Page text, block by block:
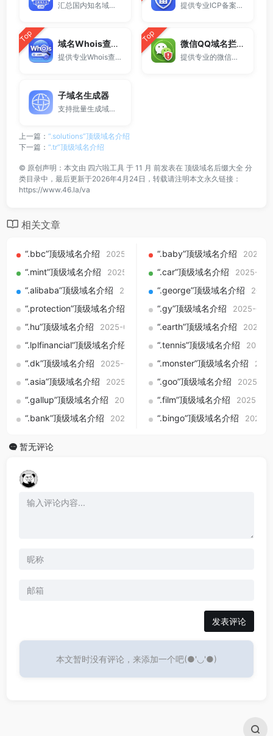
汇总国内知名域名注册商与服务平台。 提供专业ICP备案查询与网站备案信息查询服务，支持域名备案号查询、网站是否备案检测及备案信息快速获取，适用于站长工具、域名检测与SEO分析。
Top 域名Whois查询工具
提供专业Whois查询与域名信息查询服务，支持查询域名注册信息、注册商、到期时间及DNS记录，适用于域名检测、SEO分析及站长工具使用。
Top 微信QQ域名拦截检测
提供专业的微信拦截检测、QQ拦截检测、域名被墙检测服务，一键查询网站是否被封、被拦截或被限制访问。
子域名生成器
支持批量生成域名与泛解析子域名，适用于站群部署、SEO测试与开发环境使用。
上一篇： “.solutions”顶级域名介绍
下一篇： “.tr”顶级域名介绍
© 原创声明：本文由 四六啦工具 于 11 月 前发表在 顶级域名后缀大全 分
类目录中，最后更新于2026年4月24日，转载请注明本文永久链接：
https://www.46.la/va
相关文章
“.bbc”顶级域名介绍 2025-09-01 “.baby”顶级域名介绍 2025-
“.mint”顶级域名介绍 2025-09-01 “.car”顶级域名介绍 2025-09-
“.alibaba”顶级域名介绍 2025-09-01“.george”顶级域名介绍
“.protection”顶级域名介绍 2025-09-01“.gy”顶级域名介绍 2025-09-
“.hu”顶级域名介绍 2025-09-01 “.earth”顶级域名介绍 2025-
“.lplfinancial”顶级域名介绍 2025-09-01“.tennis”顶级域名介绍 2025-
“.dk”顶级域名介绍 2025-09-01 “.monster”顶级域名介绍
“.asia”顶级域名介绍 2025-09-01 “.goo”顶级域名介绍 2025-
“.gallup”顶级域名介绍 2025-09-01“.film”顶级域名介绍 2025-
“.bank”顶级域名介绍 2025-09-01 “.bingo”顶级域名介绍 2025-
暂无评论
发表评论
本文暂时没有评论，来添加一个吧(●'◡'●)